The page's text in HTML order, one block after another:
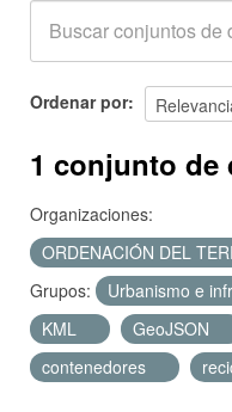
Acerca de
Ordenar por
1 conjunto de
Organizaciones:
ORDENACIÓN DEL
Grupos:
Urbanismo e
KML
GeoJSON
contenedores